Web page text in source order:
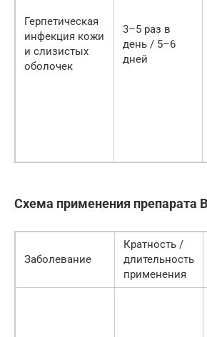
Герпетическая
инфекция кожи
и слизистых
оболочек
3–5 раз в
день / 5–6
дней
Схема применения
Заболевание
Кратность /
длительность
применения